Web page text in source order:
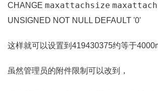
CHANGE maxattachsize
UNSIGNED NOT NULL DEFAULT '0'
这样就可以设置到419430375约等于
虽然管理员的附件限制可以改到，